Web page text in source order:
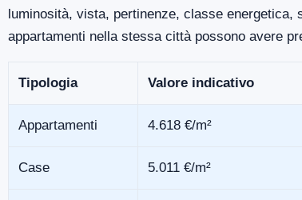
luminosità, vista, pertinenze, classe energetica,
appartamenti nella stessa città possono avere
Tipologia Valore indicativo
Appartamenti 4.618 €/m²
Case 5.011 €/m²